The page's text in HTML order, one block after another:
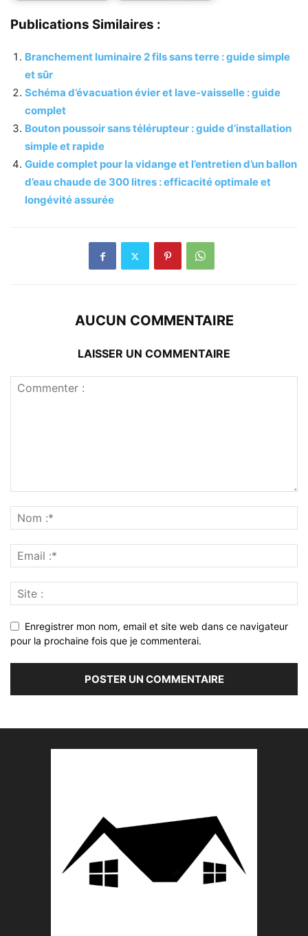
Publications Similaires :
Branchement luminaire 2 fils sans terre : guide simple
et sûr
Schéma d’évacuation évier et lave-vaisselle : guide
complet
Bouton poussoir sans télérupteur : guide d’installation
simple et rapide
Guide complet pour la vidange et l’entretien d’un ballon
d’eau chaude de 300 litres : efficacité optimale et
longévité assurée
AUCUN COMMENTAIRE
LAISSER UN COMMENTAIRE
Enregistrer mon nom, email et site web dans ce navigateur
pour la prochaine fois que je commenterai.